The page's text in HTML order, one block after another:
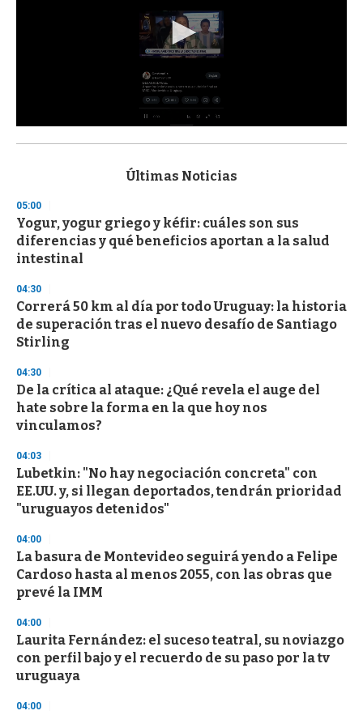
s
d
s
o
f
3
s
e
c
o
n
Últimas Noticias
05:00
Yogur, yogur griego y kéfir: cuáles son sus
diferencias y qué beneficios aportan a la salud
intestinal
04:30
Correrá 50 km al día por todo Uruguay: la historia
de superación tras el nuevo desafío de Santiago
Stirling
04:30
De la crítica al ataque: ¿Qué revela el auge del
hate sobre la forma en la que hoy nos
vinculamos?
04:03
Lubetkin: "No hay negociación concreta" con
EE.UU. y, si llegan deportados, tendrán prioridad
"uruguayos detenidos"
04:00
La basura de Montevideo seguirá yendo a Felipe
Cardoso hasta al menos 2055, con las obras que
prevé la IMM
04:00
Laurita Fernández: el suceso teatral, su noviazgo
con perfil bajo y el recuerdo de su paso por la tv
uruguaya
04:00